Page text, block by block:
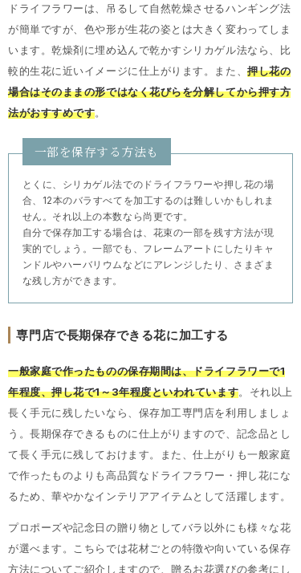
ドライフラワーは、吊るして自然乾燥させるハンギング法
が簡単ですが、色や形が生花の姿とは大きく変わってしま
います。乾燥剤に埋め込んで乾かすシリカゲル法なら、比
較的生花に近いイメージに仕上がります。また、押し花の
場合はそのままの形ではなく花びらを分解してから押す方
法がおすすめです。
一部を保存する方法も
とくに、シリカゲル法でのドライフラワーや押し花の場
合、12本のバラすべてを加工するのは難しいかもしれま
せん。それ以上の本数なら尚更です。
自分で保存加工する場合は、花束の一部を残す方法が現
実的でしょう。一部でも、フレームアートにしたりキャ
ンドルやハーバリウムなどにアレンジしたり、さまざま
な残し方ができます。
専門店で長期保存できる花に加工する
一般家庭で作ったものの保存期間は、ドライフラワーで1
年程度、押し花で1～3年程度といわれています。それ以上
長く手元に残したいなら、保存加工専門店を利用しましょ
う。長期保存できるものに仕上がりますので、記念品とし
て長く手元に残しておけます。また、仕上がりも一般家庭
で作ったものよりも高品質なドライフラワー・押し花にな
るため、華やかなインテリアアイテムとして活躍します。
プロポーズや記念日の贈り物としてバラ以外にも様々な花
が選べます。こちらでは花材ごとの特徴や向いている保存
方法についてご紹介しますので、贈るお花選びの参考にし